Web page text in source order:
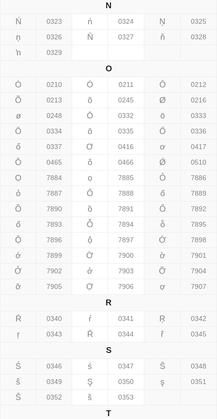
N
Ń
0323 ń 0324 Ņ 0325
ņ 0326 Ň 0327 ň 0328
ŉ 0329
O
Ò
0210 Ó 0211 Ô 0212
Õ 0213 õ 0245 Ø 0216
ø 0248 Ō 0332 ō 0333
Ŏ 0334 ŏ 0335 Ő 0336
ő 0337 Ơ 0416 ơ 0417
Ǒ 0465 ǒ 0466 Ǿ 0510
Ọ 7884 ọ 7885 Ỏ 7886
ỏ 7887 Ố 7888 ố 7889
Ồ 7890 ồ 7891 Ổ 7892
ổ 7893 Ỗ 7894 ỗ 7895
Ộ 7896 ộ 7897 Ớ 7898
ớ 7899 Ờ 7900 ờ 7901
Ở 7902 ở 7903 Ỡ 7904
ỡ 7905 Ợ 7906 ợ 7907
R
Ŕ
0340 ŕ 0341 Ŗ 0342
ŗ 0343 Ř 0344 ř 0345
S
Ś
0346 ś 0347 Ŝ 0348
ŝ 0349 Ş 0350 ş 0351
Š 0352 š 0353
T